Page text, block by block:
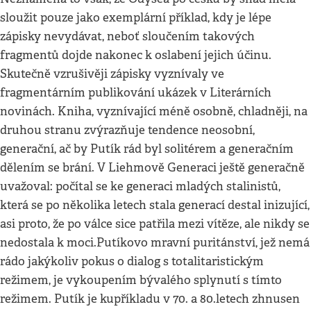
sloužit pouze jako exemplární příklad, kdy je lépe
zápisky nevydávat, neboť sloučením takových
fragmentů dojde nakonec k oslabení jejich účinu.
Skutečně vzrušivěji zápisky vyznívaly ve
fragmentárním publikování ukázek v Literárních
novinách. Kniha, vyznívající méně osobně, chladněji, na
druhou stranu zvýrazňuje tendence neosobní,
generační, ač by Putík rád byl solitérem a generačním
dělením se brání. V Liehmově Generaci ještě generačně
uvažoval: počítal se ke generaci mladých stalinistů,
která se po několika letech stala generací destal inizující,
asi proto, že po válce sice patřila mezi vítěze, ale nikdy se
nedostala k moci.Putíkovo mravní puritánství, jež nemá
rádo jakýkoliv pokus o dialog s totalitaristickým
režimem, je vykoupením bývalého splynutí s tímto
režimem. Putík je kupříkladu v 70. a 80.letech zhnusen